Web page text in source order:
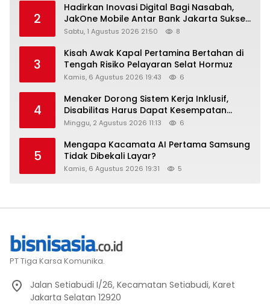
2
Hadirkan Inovasi Digital Bagi Nasabah,
JakOne Mobile Antar Bank Jakarta Sukses
Raih Digital Excellence Awards 2026
Sabtu, 1 Agustus 2026 21:50 8
3
Kisah Awak Kapal Pertamina Bertahan di
Tengah Risiko Pelayaran Selat Hormuz
Kamis, 6 Agustus 2026 19:43 6
4
Menaker Dorong Sistem Kerja Inklusif,
Disabilitas Harus Dapat Kesempatan
Setara
Minggu, 2 Agustus 2026 11:13 6
5
Mengapa Kacamata AI Pertama Samsung
Tidak Dibekali Layar?
Kamis, 6 Agustus 2026 19:31 5
PT Tiga Karsa Komunika.
Jalan Setiabudi I/26, Kecamatan Setiabudi, Karet
Jakarta Selatan 12920